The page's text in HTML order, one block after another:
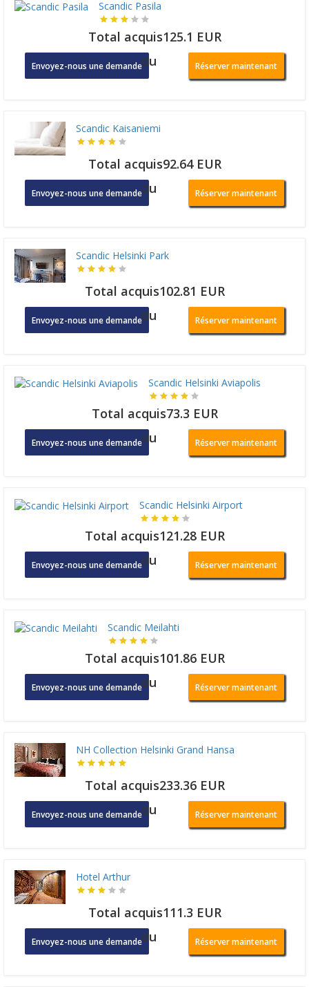
Scandic Pasila
Total acquis125.1 EUR
Envoyez-nous une demandeou Réserver maintenant
Scandic Kaisaniemi
Total acquis92.64 EUR
Envoyez-nous une demandeou Réserver maintenant
Scandic Helsinki Park
Total acquis102.81 EUR
Envoyez-nous une demandeou Réserver maintenant
Scandic Helsinki Aviapolis
Total acquis73.3 EUR
Envoyez-nous une demandeou Réserver maintenant
Scandic Helsinki Airport
Total acquis121.28 EUR
Envoyez-nous une demandeou Réserver maintenant
Scandic Meilahti
Total acquis101.86 EUR
Envoyez-nous une demandeou Réserver maintenant
NH Collection Helsinki Grand Hansa
Total acquis233.36 EUR
Envoyez-nous une demandeou Réserver maintenant
Hotel Arthur
Total acquis111.3 EUR
Envoyez-nous une demandeou Réserver maintenant